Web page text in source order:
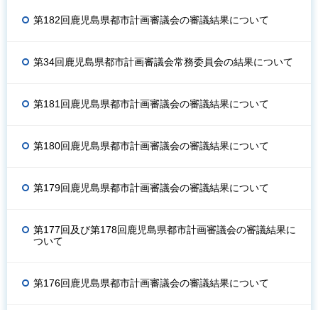
第182回鹿児島県都市計画審議会の審議結果について
第34回鹿児島県都市計画審議会常務委員会の結果について
第181回鹿児島県都市計画審議会の審議結果について
第180回鹿児島県都市計画審議会の審議結果について
第179回鹿児島県都市計画審議会の審議結果について
第177回及び第178回鹿児島県都市計画審議会の審議結果に
ついて
第176回鹿児島県都市計画審議会の審議結果について